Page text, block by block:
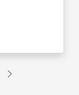
Successiva »